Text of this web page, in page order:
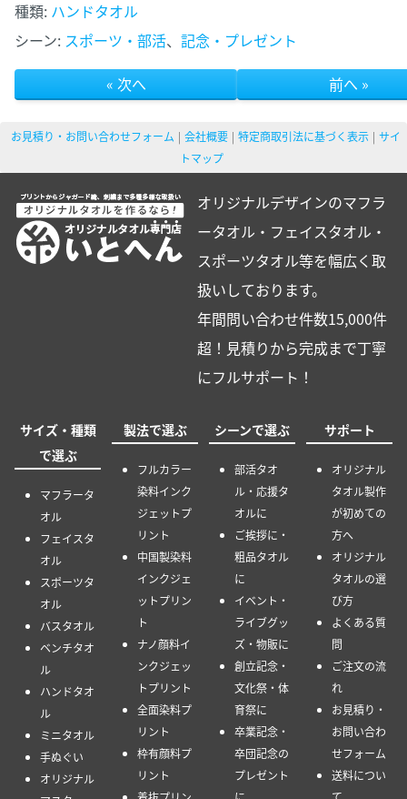
種類: ハンドタオル
シーン: スポーツ・部活、 記念・プレゼント
« 次へ
前へ »
お見積り・お問い合わせフォーム 会社概要 特定商取引法に基づく表示
サイ
トマップ
オリジナルデザインのマフラ
ータオル・フェイスタオル・
スポーツタオル等を幅広く取
扱いしております。
年間問い合わせ件数15,000件
超！見積りから完成まで丁寧
にフルサポート！
サイズ・種類
で選ぶ
マフラータ
オル
フェイスタ
オル
スポーツタ
オル
バスタオル
ベンチタオ
ル
ハンドタオ
ル
ミニタオル
手ぬぐい
オリジナル
製法で選ぶ
フルカラー
染料インク
ジェットプ
リント
中国製染料
インクジェ
ットプリン
ト
ナノ顔料イ
ンクジェッ
トプリント
全面染料プ
リント
枠有顔料プ
リント
シーンで選ぶ
部活タオ
ル・応援タ
オルに
ご挨拶に・
粗品タオル
に
イベント・
ライブグッ
ズ・物販に
創立記念・
文化祭・体
育祭に
卒業記念・
卒団記念の
プレゼント
サポート
オリジナル
タオル製作
が初めての
方へ
オリジナル
タオルの選
び方
よくある質
問
ご注文の流
れ
お見積り・
お問い合わ
せフォーム
送料につい